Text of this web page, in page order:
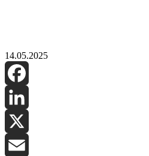
14.05.2025
Facebook
LinkedIn
X